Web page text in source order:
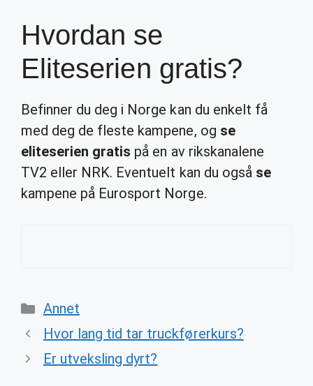
Hvordan se
Eliteserien gratis?
Befinner du deg i Norge kan du enkelt få
med deg de fleste kampene, og se
eliteserien gratis på en av rikskanalene
TV2 eller NRK. Eventuelt kan du også se
kampene på Eurosport Norge.
Categories
Annet
Hvor lang tid tar truckførerkurs?
Er utveksling dyrt?